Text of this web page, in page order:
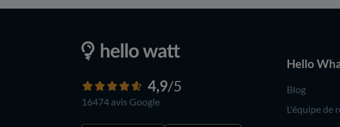
4,9/5
16474 avis Google
Hello
Blog
L'équipe de